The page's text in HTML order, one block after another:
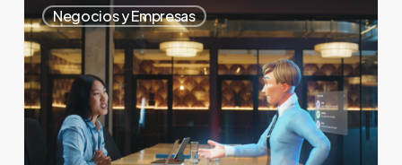
Beneficios
de
Contratar
una
Agencia
Negocios y Empresas
0